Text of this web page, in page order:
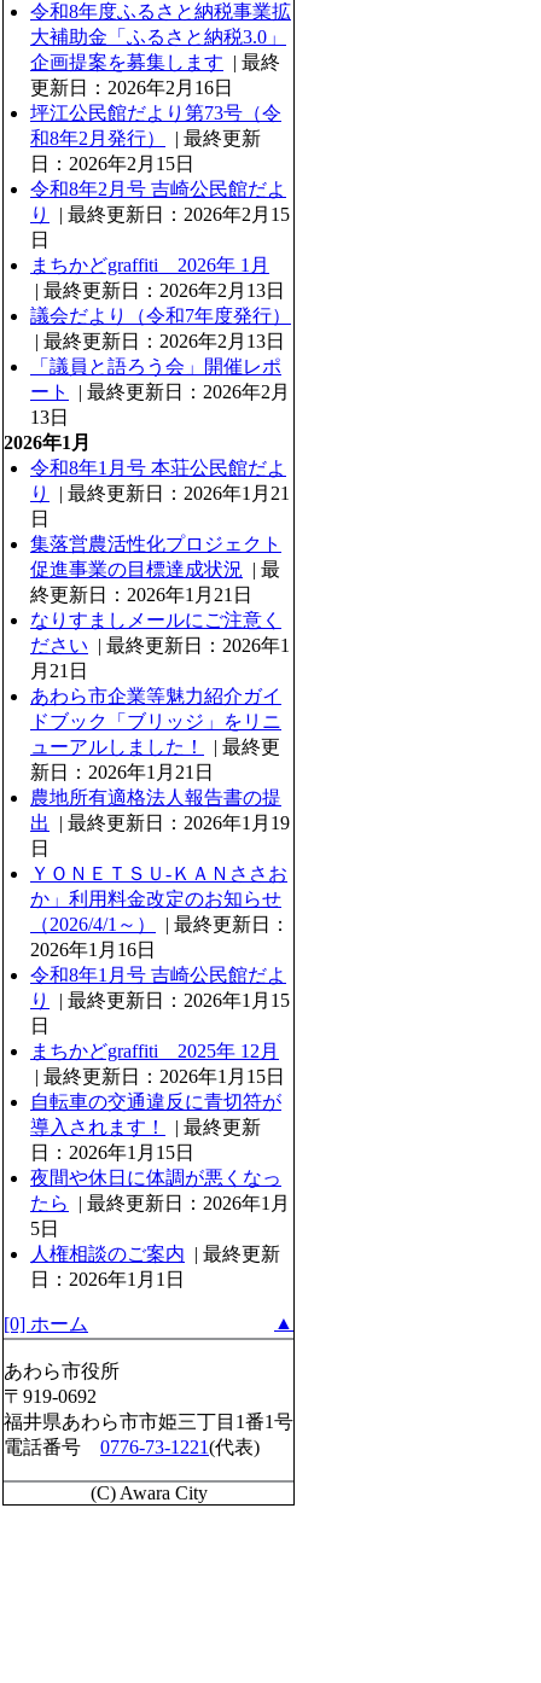
令和8年度ふるさと納税事業拡
大補助金「ふるさと納税3.0」
企画提案を募集します | 最終
更新日：2026年2月16日
坪江公民館だより第73号（令
和8年2月発行）
| 最終更新
日：2026年2月15日
令和8年2月号 吉崎公民館だよ
り
| 最終更新日：2026年2月15
日
まちかどgraffiti 2026年 1月
| 最終更新日：2026年2月13日
議会だより（令和7年度発行）
| 最終更新日：2026年2月13日
「議員と語ろう会」開催レポ
ート
| 最終更新日：2026年2月
13日
2026年1月
令和8年1月号 本荘公民館だよ
り
| 最終更新日：2026年1月21
日
集落営農活性化プロジェクト
促進事業の目標達成状況 | 最
終更新日：2026年1月21日
なりすましメールにご注意く
ださい | 最終更新日：2026年1
月21日
あわら市企業等魅力紹介ガイ
ドブック「ブリッジ」をリニ
ューアルしました！
| 最終更
新日：2026年1月21日
農地所有適格法人報告書の提
出
| 最終更新日：2026年1月19
日
ＹＯＮＥＴＳＵ-ＫＡＮささお
か」利用料金改定のお知らせ
（2026/4/1～）
| 最終更新日：
2026年1月16日
令和8年1月号 吉崎公民館だよ
り
| 最終更新日：2026年1月15
日
まちかどgraffiti 2025年 12月
| 最終更新日：2026年1月15日
自転車の交通違反に青切符が
導入されます！
| 最終更新
日：2026年1月15日
夜間や休日に体調が悪くなっ
たら
| 最終更新日：2026年1月
5日
人権相談のご案内 | 最終更新
日：2026年1月1日
[0] ホーム ▲
あわら市役所
〒919-0692
福井県あわら市市姫三丁目1番1号
電話番号 0776-73-1221(代表)
(C) Awara City